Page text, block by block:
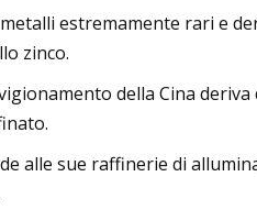
estremamente rari e
zinco.
della Cina
alle sue raffinerie di